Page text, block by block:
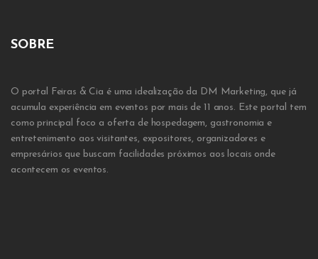
SOBRE
O portal Feiras & Cia é uma idealização da DM Marketing, que já
acumula experiência em eventos por mais de 11 anos. Este portal tem
como principal foco a oferta de hospedagem, gastronomia e
entretenimento aos visitantes, expositores, organizadores e
empresários que buscam facilidades próximos aos locais onde
acontecem os eventos.